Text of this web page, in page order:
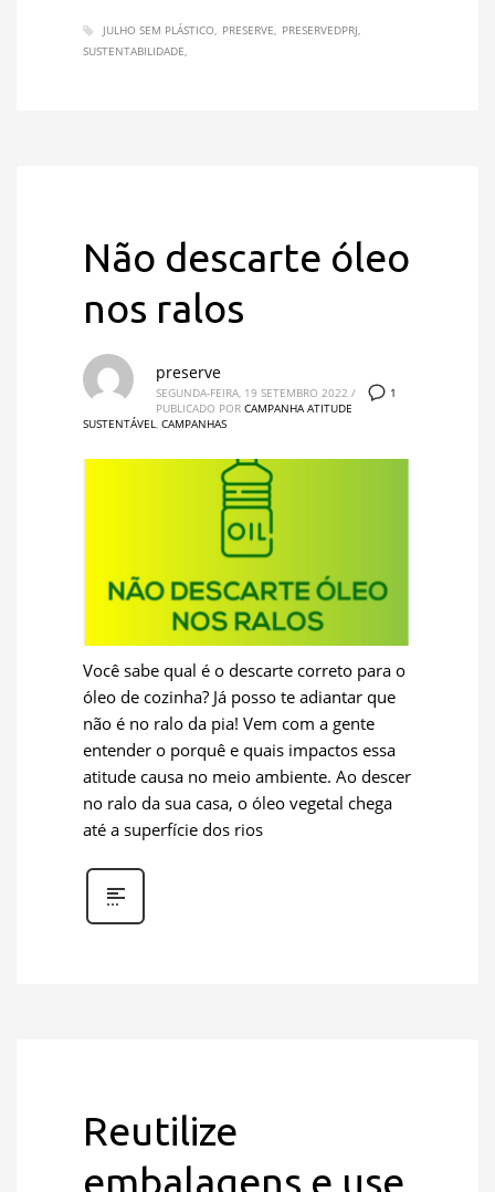
JULHO SEM PLÁSTICO PRESERVE
PRESERVEDPRJ
SUSTENTABILIDADE
Não descarte óleo
nos ralos
1
preserve
SEGUNDA-FEIRA, 19 SETEMBRO 2022 /
PUBLICADO POR CAMPANHA ATITUDE
SUSTENTÁVEL, CAMPANHAS
Você sabe qual é o descarte correto para o
óleo de cozinha? Já posso te adiantar que
não é no ralo da pia! Vem com a gente
entender o porquê e quais impactos essa
atitude causa no meio ambiente. Ao descer
no ralo da sua casa, o óleo vegetal chega
até a superfície dos rios
Reutilize
embalagens e use